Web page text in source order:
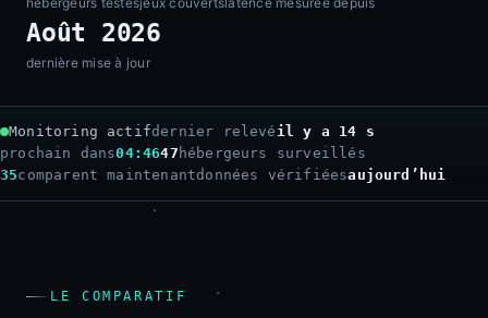
Août 2026
dernière mise à jour
Monitoring actifdernier relevé il y a 16 s
prochain dans04:4447 hébergeurs surveillés
35comparent maintenantdonnées vérifiéesaujourd’hui
LE COMPARATIF